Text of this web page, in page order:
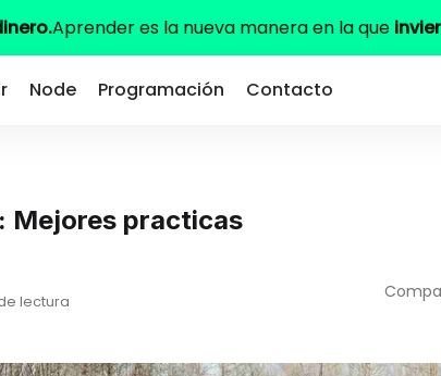
Aprender es la nueva manera en la que
Node Programación Contacto
Mejores practicas
lectura